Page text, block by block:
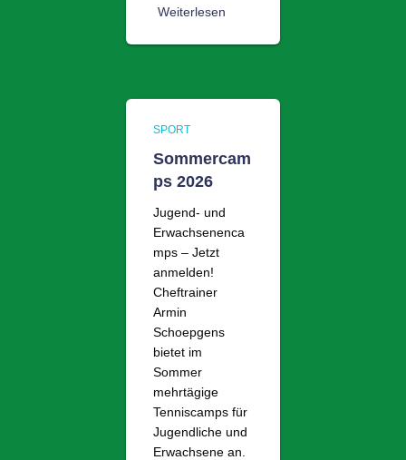
Weiterlesen
SPORT
Sommercam
ps 2026
Jugend- und
Erwachsenenca
mps – Jetzt
anmelden!
Cheftrainer
Armin
Schoepgens
bietet im
Sommer
mehrtägige
Tenniscamps für
Jugendliche und
Erwachsene an.